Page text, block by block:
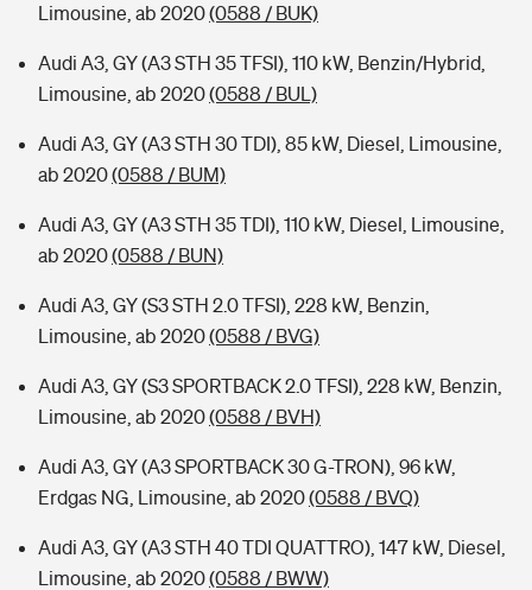
Limousine, ab 2020(0588 / BUK)
Audi A3, GY (A3 STH 35 TFSI), 110 kW, Benzin/Hybrid,
Limousine, ab 2020(0588 / BUL)
Audi A3, GY (A3 STH 30 TDI), 85 kW, Diesel, Limousine,
ab 2020(0588 / BUM)
Audi A3, GY (A3 STH 35 TDI), 110 kW, Diesel, Limousine,
ab 2020(0588 / BUN)
Audi A3, GY (S3 STH 2.0 TFSI), 228 kW, Benzin,
Limousine, ab 2020(0588 / BVG)
Audi A3, GY (S3 SPORTBACK 2.0 TFSI), 228 kW, Benzin,
Limousine, ab 2020(0588 / BVH)
Audi A3, GY (A3 SPORTBACK 30 G-TRON), 96 kW,
Erdgas NG, Limousine, ab 2020(0588 / BVQ)
Audi A3, GY (A3 STH 40 TDI QUATTRO), 147 kW, Diesel,
Limousine, ab 2020(0588 / BWW)